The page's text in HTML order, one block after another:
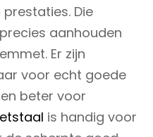
Die
aanhouden
Er zijn
voor echt goede
beter voor
is handig voor